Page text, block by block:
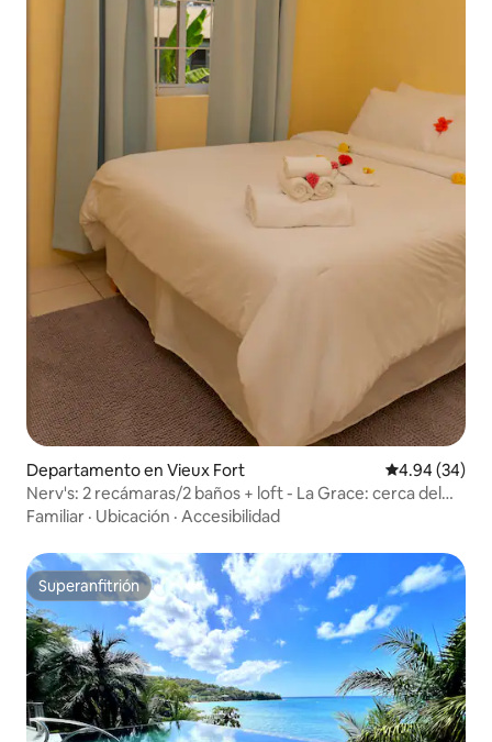
Departamento en Vieux Fort Calificación
4.94 (34)
Nerv's: 2 recámaras/2 baños + loft - La Grace: cerca del
aeropuerto UVF
Familiar · Ubicación · Accesibilidad
Superanfitrión
Superanfitrión